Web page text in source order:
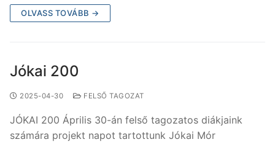
OLVASS TOVÁBB →
Jókai 200
2025-04-30 FELSŐ TAGOZAT
JÓKAI 200 Április 30-án felső tagozatos diákjaink
számára projekt napot tartottunk Jókai Mór